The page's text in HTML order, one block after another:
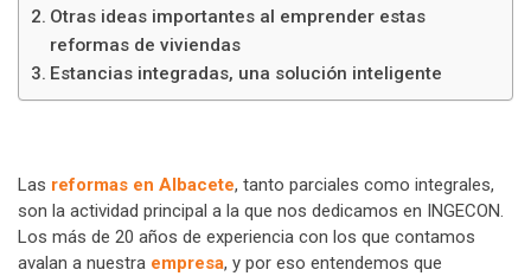
Otras ideas importantes al emprender estas
reformas de viviendas
Estancias integradas, una solución inteligente
Las reformas en Albacete, tanto parciales como integrales,
son la actividad principal a la que nos dedicamos en INGECON.
Los más de 20 años de experiencia con los que contamos
avalan a nuestra empresa, y por eso entendemos que